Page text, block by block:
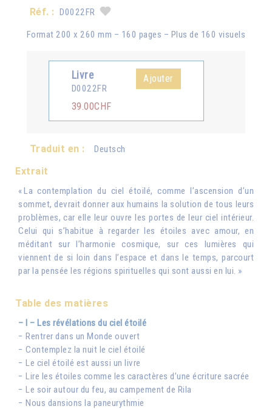
Réf. : D0022FR
Format 200 x 260 mm – 160 pages – Plus de 160 visuels
Livre
D0022FR
39.00CHF
Ajouter
Traduit en : Deutsch
Extrait
« La contemplation du ciel étoilé, comme l’ascension d’un
sommet, devrait donner aux humains la solution de tous leurs
problèmes, car elle leur ouvre les portes de leur ciel intérieur.
Celui qui s’habitue à regarder les étoiles avec amour, en
méditant sur l’harmonie cosmique, sur ces lumières qui
viennent de si loin dans l’espace et dans le temps, parcourt
par la pensée les régions spirituelles qui sont aussi en lui. »
Table des matières
– I – Les révélations du ciel étoilé
− Rentrer dans un Monde ouvert
− Contemplez la nuit le ciel étoilé
− Le ciel étoilé est aussi un livre
− Lire les étoiles comme les caractères d’une écriture sacrée
− Le soir autour du feu, au campement de Rila
− Nous dansions la paneurythmie